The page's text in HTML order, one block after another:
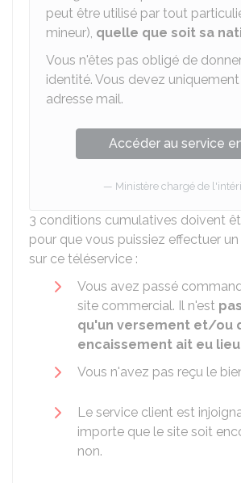
peut être utilisé par tout
mineur), quelle que soit sa
Vous n'êtes pas obligé de
identité. Vous devez
adresse mail.
Accéder au service
Ministère chargé de
3 conditions cumulatives doivent
pour que vous puissiez effectuer
sur ce téléservice :
Vous avez passé
site commercial. Il n'est
qu'un versement et/ou
encaissement ait eu lieu
Vous n'avez pas reçu le
Le service client est
importe que le site soit
non.